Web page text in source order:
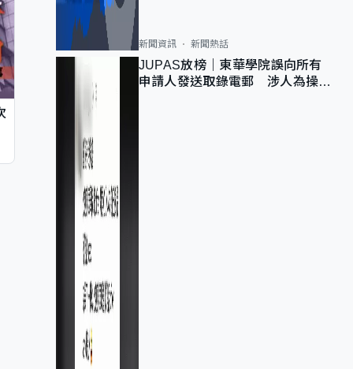
新聞資訊 新聞熱話
JUPAS放榜｜東華學院誤向所有
申請人發送取錄電郵 涉人為操作